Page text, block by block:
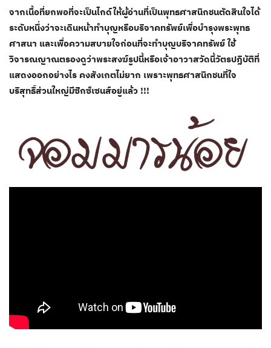
จากเนื้อที่ยกพอที่จะเป็นไกด์ให้ผู้อ่านที่เป็นพุทธศาสนิกชนตัดสินใจได้
ระดับหนึ่งว่าจะเดินหน้าทำบุญหรือบริจาคทรัพย์เพื่อบำรุงพระพุทธ
ศาสนา และเพื่อความสบายใจก่อนที่จะทำบุญบริจาคทรัพย์ ใช้
วิจารณญาณตรองดูว่าพระสงฆ์รูปนี้หรือเจ้าอาวาสวัดนี้วัตรปฏิบัติที่
แสดงออกอย่างไร คงสังเกตไม่ยาก เพราะพุทธศาสนิกชนที่ใจ
บริสุทธิ์ส่วนใหญ่มีซิกซ์เซนส์อยู่แล้ว !!!